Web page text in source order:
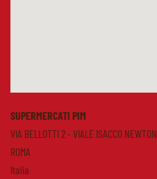
SUPERMERCATI PIM
VIA BELLOTTI 2 - VIALE ISACCO NEWTON
ROMA
Italia